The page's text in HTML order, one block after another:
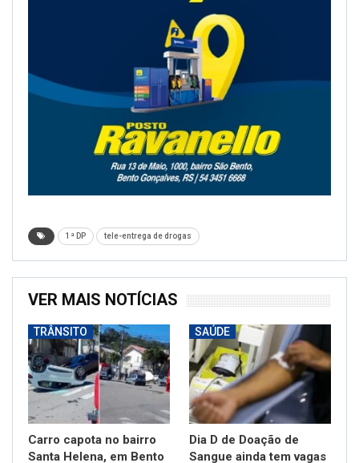
1ª DP tele-entrega de drogas
VER MAIS NOTÍCIAS
TRÂNSITO
Carro capota no bairro
Santa Helena, em Bento
SAÚDE
Dia D de Doação de
Sangue ainda tem vagas